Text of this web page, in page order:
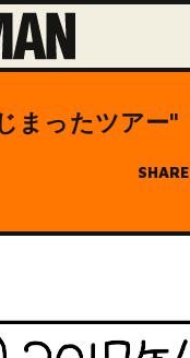
まったツアー"
SHARE